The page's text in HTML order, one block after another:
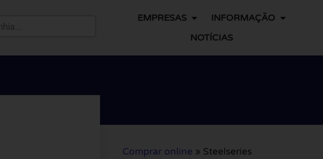
EMPRESAS
INFORMAÇÃO
NOTÍCIAS
Comprar online » Steelseries